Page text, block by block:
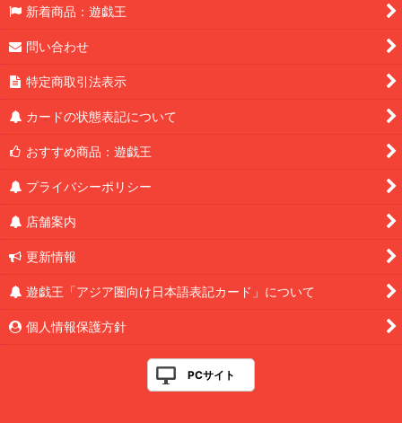
新着商品：遊戯王
問い合わせ
特定商取引法表示
カードの状態表記について
おすすめ商品：遊戯王
プライバシーポリシー
店舗案内
更新情報
遊戯王「アジア圏向け日本語表記カード」について
個人情報保護方針
PCサイト